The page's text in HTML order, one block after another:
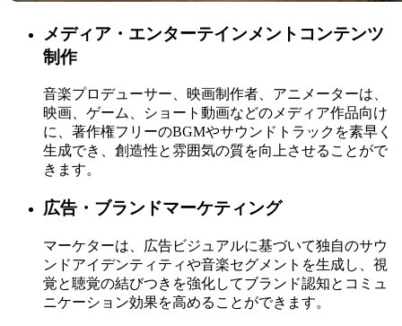
メディア・エンターテインメントコンテンツ
制作
音楽プロデューサー、映画制作者、アニメーターは、
映画、ゲーム、ショート動画などのメディア作品向け
に、著作権フリーのBGMやサウンドトラックを素早く
生成でき、創造性と雰囲気の質を向上させることがで
きます。
広告・ブランドマーケティング
マーケターは、広告ビジュアルに基づいて独自のサウ
ンドアイデンティティや音楽セグメントを生成し、視
覚と聴覚の結びつきを強化してブランド認知とコミュ
ニケーション効果を高めることができます。